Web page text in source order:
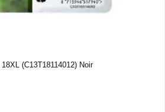
(C13T18114012) Noir